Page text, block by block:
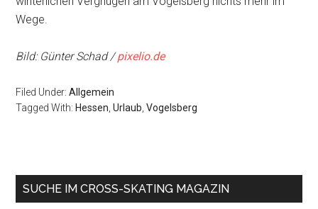
Wege.
Bild: Günter Schad /pixelio.de
Filed Under:Allgemein
Tagged With: Hessen,Urlaub,Vogelsberg
Primary
SUCHE IM CROSS-SKATING MAGAZIN